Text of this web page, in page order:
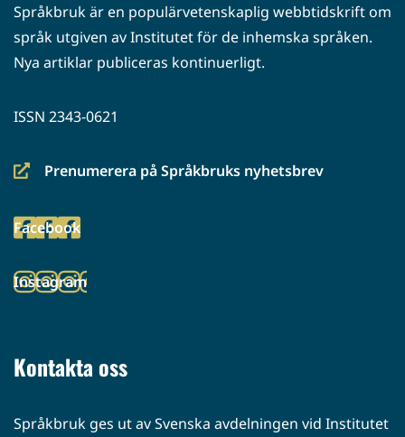
Språkbruk är en populärvetenskaplig webbtidskrift om
språk utgiven av Institutet för de inhemska språken.
Nya artiklar publiceras kontinuerligt.
ISSN 2343-0621
Prenumerera på Språkbruks nyhetsbrev
(siirryt
palveluun)
Facebook
(siirryt
palveluun)
Instagram
(siirryt
Kontakta oss
Språkbruk ges ut av Svenska avdelningen vid Institutet